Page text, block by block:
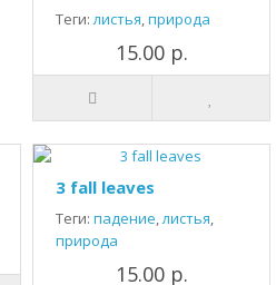
Теги:листья,природа
15.00 р.
3 fall leaves
Теги: падение,листья,
природа
15.00 р.